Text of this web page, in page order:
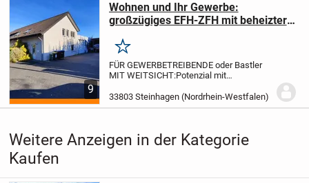
9
Wohnen und Ihr Gewerbe:
großzügiges EFH-ZFH mit beheizter
Merken
FÜR GEWERBETREIBENDE oder Bastler
MIT WEITSICHT:Potenzial mit
Kleinunternehmer - dieses EFH / ZFH mit
angebauter Gewerbehalle wird Sie
33803 Steinhagen (Nordrhein-Westfalen)
Weitere Anzeigen in der Kategorie
Kaufen